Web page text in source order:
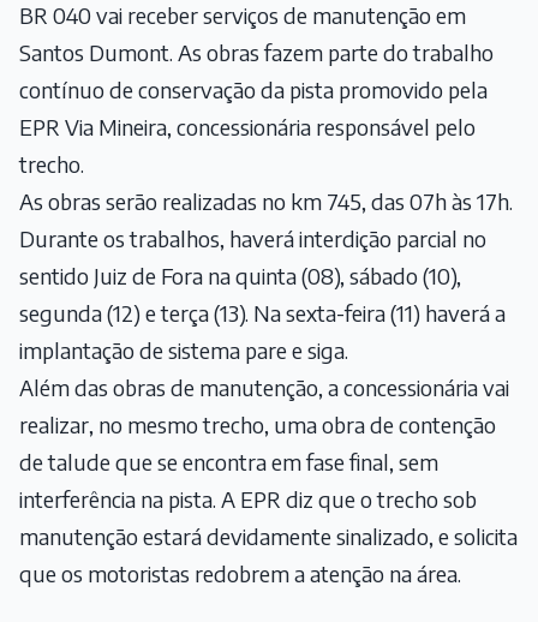
BR 040 vai receber serviços de manutenção em
Santos Dumont. As obras fazem parte do trabalho
contínuo de conservação da pista promovido pela
EPR Via Mineira, concessionária responsável pelo
trecho.
As obras serão realizadas no km 745, das 07h às 17h.
Durante os trabalhos, haverá interdição parcial no
sentido Juiz de Fora na quinta (08), sábado (10),
segunda (12) e terça (13). Na sexta-feira (11) haverá a
implantação de sistema pare e siga.
Além das obras de manutenção, a concessionária vai
realizar, no mesmo trecho, uma obra de contenção
de talude que se encontra em fase final, sem
interferência na pista. A EPR diz que o trecho sob
manutenção estará devidamente sinalizado, e solicita
que os motoristas redobrem a atenção na área.